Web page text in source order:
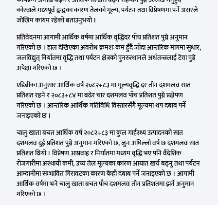
कोस्वाले मध्यपूर्व द्वन्द्वका कारण तेलको मूल्य, पर्यटन तथा विप्रेषणमा पर्ने असरले
जोखिम कायम रहेको बताउनुभयो ।
प्रतिवेदनमा आगामी आर्थिक वर्षमा आर्थिक वृद्धिदर पाँच प्रतिशत पुग्ने अनुमान
गरिएको छ । हाल देखिएका अवरोध क्रमशः कम हुँदै जाँदा आन्तरिक मागमा सुधार,
जलविद्युत् निर्यातमा वृद्धि तथा पर्यटन क्षेत्रको पुनरुत्थानले अर्थतन्त्रलाई टेवा पुग्ने
अपेक्षा गरिएको छ ।
एडिबीका अनुसार आर्थिक वर्ष २०८२÷८३ मा मूल्यवृद्धि दर तीन दशमलव सात
प्रतिशत रहने र २०८३÷८४ मा बढेर चार दशमलव पाँच प्रतिशत पुग्ने प्रक्षेपण
गरिएको छ । आन्तरिक आर्थिक गतिविधि विस्तारसँगै मूल्यमा थप दबाब पर्ने
जनाइएको छ ।
चालु खाता बचत आर्थिक वर्ष २०८२÷८३ मा कुल गार्हस्थ्य उत्पादनको सात
दशमलव दुई प्रतिशत पुग्ने अनुमान गरिएको छ, जुन अघिल्लो वर्ष छ दशमलव सात
प्रतिशत थियो । विप्रेषण आप्रवाह र निर्यातमा मध्यम वृद्धि भए पनि वैदेशिक
रोजगारीमा अस्थायी कमी, उच्च तेल मूल्यका कारण आयात खर्च बढ्नु तथा पर्यटन
आम्दानीमा सम्भावित गिरावटका कारण केही दबाब पर्ने जनाइएको छ । आगामी
आर्थिक वर्षमा भने चालु खाता बचत पाँच दशमलव तीन प्रतिशतमा झर्ने अनुमान
गरिएको छ ।